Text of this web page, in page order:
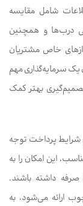
شامل مقایسه
درب‌ها و همچنین
خاص مشتریان
سرمایه‌گذاری مهم
بهتر کمک
شرایط پرداخت توجه
این امکان را به
داشته باشند.
ارائه می‌شود، به